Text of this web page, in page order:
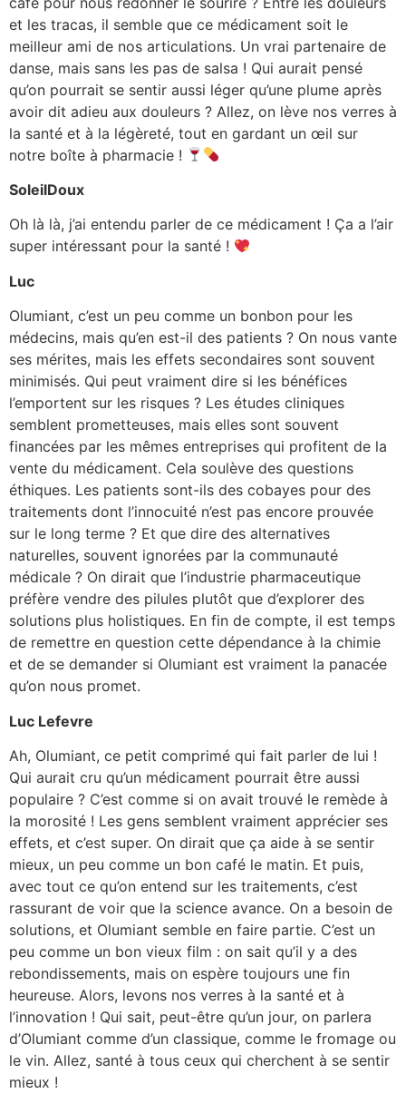
et les tracas, il semble que ce médicament soit le
meilleur ami de nos articulations. Un vrai partenaire de
danse, mais sans les pas de salsa ! Qui aurait pensé
qu’on pourrait se sentir aussi léger qu’une plume après
avoir dit adieu aux douleurs ? Allez, on lève nos verres à
la santé et à la légèreté, tout en gardant un œil sur
notre boîte à pharmacie !
SoleilDoux
Oh là là, j’ai entendu parler de ce médicament ! Ça a l’air
super intéressant pour la santé !
Luc
Olumiant, c’est un peu comme un bonbon pour les
médecins, mais qu’en est-il des patients ? On nous vante
ses mérites, mais les effets secondaires sont souvent
minimisés. Qui peut vraiment dire si les bénéfices
l’emportent sur les risques ? Les études cliniques
semblent prometteuses, mais elles sont souvent
financées par les mêmes entreprises qui profitent de la
vente du médicament. Cela soulève des questions
éthiques. Les patients sont-ils des cobayes pour des
traitements dont l’innocuité n’est pas encore prouvée
sur le long terme ? Et que dire des alternatives
naturelles, souvent ignorées par la communauté
médicale ? On dirait que l’industrie pharmaceutique
préfère vendre des pilules plutôt que d’explorer des
solutions plus holistiques. En fin de compte, il est temps
de remettre en question cette dépendance à la chimie
et de se demander si Olumiant est vraiment la panacée
qu’on nous promet.
Luc Lefevre
Ah, Olumiant, ce petit comprimé qui fait parler de lui !
Qui aurait cru qu’un médicament pourrait être aussi
populaire ? C’est comme si on avait trouvé le remède à
la morosité ! Les gens semblent vraiment apprécier ses
effets, et c’est super. On dirait que ça aide à se sentir
mieux, un peu comme un bon café le matin. Et puis,
avec tout ce qu’on entend sur les traitements, c’est
rassurant de voir que la science avance. On a besoin de
solutions, et Olumiant semble en faire partie. C’est un
peu comme un bon vieux film : on sait qu’il y a des
rebondissements, mais on espère toujours une fin
heureuse. Alors, levons nos verres à la santé et à
l’innovation ! Qui sait, peut-être qu’un jour, on parlera
d’Olumiant comme d’un classique, comme le fromage ou
le vin. Allez, santé à tous ceux qui cherchent à se sentir
mieux !